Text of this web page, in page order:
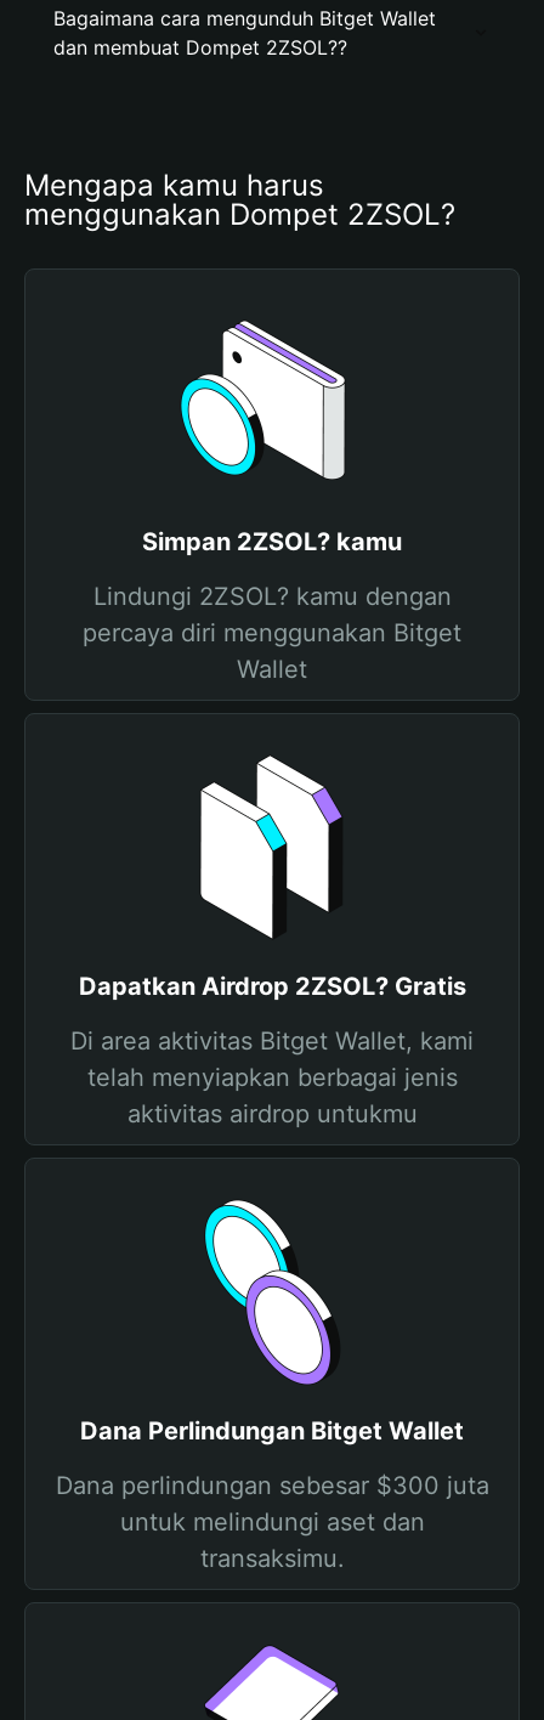
Bagaimana cara mengunduh Bitget Wallet
dan membuat Dompet 2ZSOL??
Mengapa kamu harus
menggunakan Dompet 2ZSOL?
Simpan 2ZSOL? kamu
Lindungi 2ZSOL? kamu dengan
percaya diri menggunakan Bitget
Wallet
Dapatkan Airdrop 2ZSOL? Gratis
Di area aktivitas Bitget Wallet, kami
telah menyiapkan berbagai jenis
aktivitas airdrop untukmu
Dana Perlindungan Bitget Wallet
Dana perlindungan sebesar $300 juta
untuk melindungi aset dan
transaksimu.